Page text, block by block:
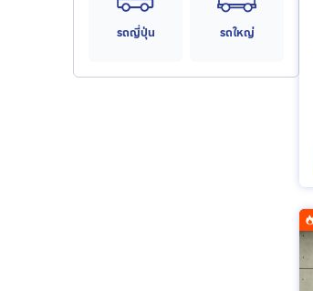
รถญี่ปุ่น รถใหญ่